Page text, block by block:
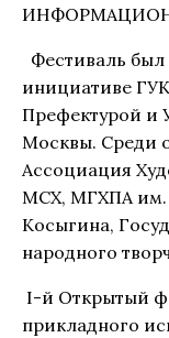
Фестиваль был
инициативе
Префектурой и
Москвы. Среди
Ассоциация
МСХ, МГХПА им.
Косыгина,
народного
I-й Открытый
прикладного